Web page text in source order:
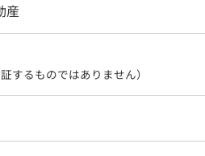
産
するものではありません）